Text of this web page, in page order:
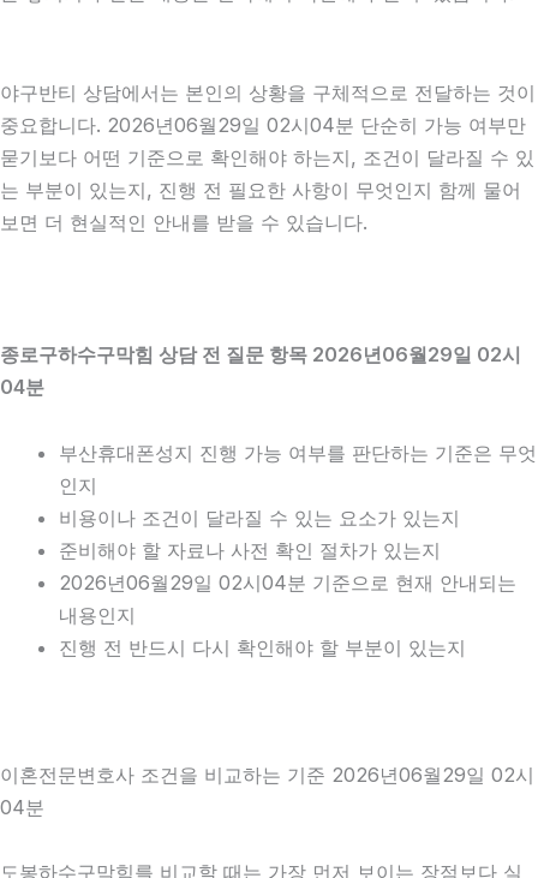
야구반티 상담에서는 본인의 상황을 구체적으로 전달하는 것이
중요합니다. 2026년06월29일 02시04분 단순히 가능 여부만
묻기보다 어떤 기준으로 확인해야 하는지, 조건이 달라질 수 있
는 부분이 있는지, 진행 전 필요한 사항이 무엇인지 함께 물어
보면 더 현실적인 안내를 받을 수 있습니다.
종로구하수구막힘 상담 전 질문 항목 2026년06월29일 02시
04분
부산휴대폰성지 진행 가능 여부를 판단하는 기준은 무엇
인지
비용이나 조건이 달라질 수 있는 요소가 있는지
준비해야 할 자료나 사전 확인 절차가 있는지
2026년06월29일 02시04분 기준으로 현재 안내되는
내용인지
진행 전 반드시 다시 확인해야 할 부분이 있는지
이혼전문변호사 조건을 비교하는 기준 2026년06월29일 02시
04분
도봉하수구막힘를 비교할 때는 가장 먼저 보이는 장점보다 실